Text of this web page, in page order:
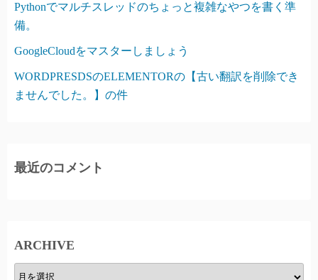
Pythonでマルチスレッドのちょっと複雑なやつを書く準
備。
GoogleCloudをマスターしましょう
WORDPRESDSのELEMENTORの【古い翻訳を削除でき
ませんでした。】の件
最近のコメント
ARCHIVE
A